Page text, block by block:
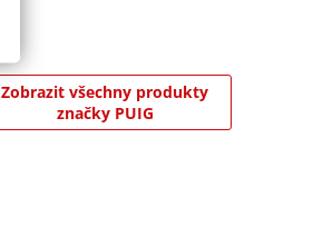
Zobrazit všechny produkty
značky PUIG